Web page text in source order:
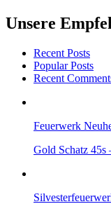
Unsere
Recent Posts
Popular Posts
Recent
Feuerwerk
Gold Schatz 45s